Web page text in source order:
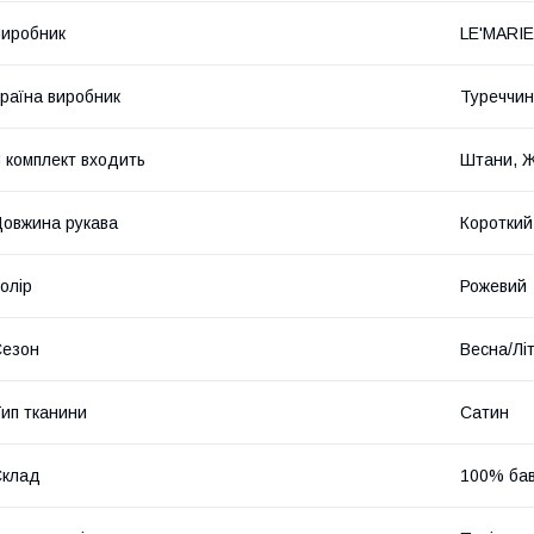
виробник
комплект входить Штани,
рукава Короткий
Рожевий
Весна/
тканини Сатин
100%